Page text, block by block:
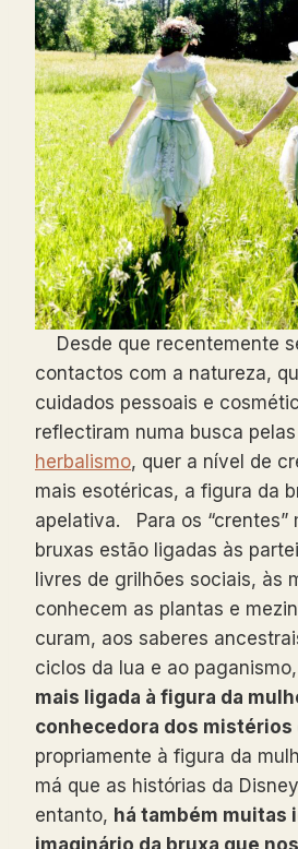
Desde que recentemente
contactos com a natureza,
cuidados pessoais e
reflectiram numa busca
herbalismo, quer a nível de
mais esotéricas, a figura da
apelativa. Para os “crentes”
bruxas estão ligadas às
livres de grilhões sociais, às
conhecem as plantas e
curam, aos saberes
ciclos da lua e ao
mais ligada à figura da
conhecedora dos mistérios
propriamente à figura da
má que as histórias da
entanto, há também muitas
imaginário da bruxa que